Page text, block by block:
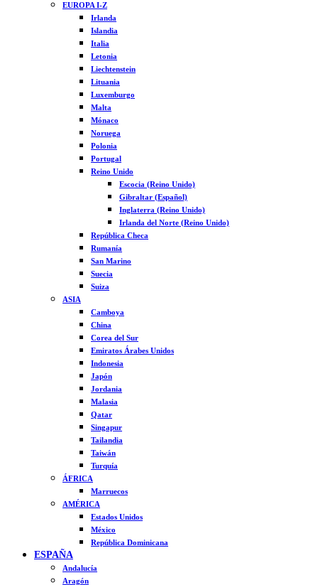
EUROPA I-Z
Irlanda
Islandia
Italia
Letonia
Liechtenstein
Lituania
Luxemburgo
Malta
Mónaco
Noruega
Polonia
Portugal
Reino Unido
Escocia (Reino Unido)
Gibraltar (Español)
Inglaterra (Reino Unido)
Irlanda del Norte (Reino Unido)
República Checa
Rumanía
San Marino
Suecia
Suiza
ASIA
Camboya
China
Corea del Sur
Emiratos Árabes Unidos
Indonesia
Japón
Jordania
Malasia
Qatar
Singapur
Tailandia
Taiwán
Turquía
ÁFRICA
Marruecos
AMÉRICA
Estados Unidos
México
República Dominicana
ESPAÑA
Andalucía
Aragón